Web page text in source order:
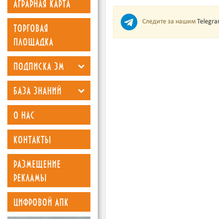
аграрная карта
торговая
площадка
подписка зм
база знаний
о нас
контакты
размещение
рекламы
цифровой апк
Следите за нашим